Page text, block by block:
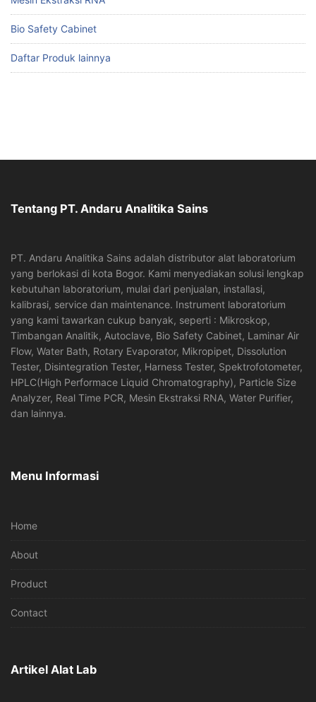
Bio Safety Cabinet
Daftar Produk lainnya
Tentang PT. Andaru Analitika Sains
PT. Andaru Analitika Sains adalah distributor alat laboratorium
yang berlokasi di kota Bogor. Kami menyediakan solusi lengkap
kebutuhan laboratorium, mulai dari penjualan, installasi,
kalibrasi, service dan maintenance. Instrument laboratorium
yang kami tawarkan cukup banyak, seperti : Mikroskop,
Timbangan Analitik, Autoclave, Bio Safety Cabinet, Laminar Air
Flow, Water Bath, Rotary Evaporator, Mikropipet, Dissolution
Tester, Disintegration Tester, Harness Tester, Spektrofotometer,
HPLC(High Performace Liquid Chromatography), Particle Size
Analyzer, Real Time PCR, Mesin Ekstraksi RNA, Water Purifier,
dan lainnya.
Menu Informasi
Home
About
Product
Contact
Artikel Alat Lab